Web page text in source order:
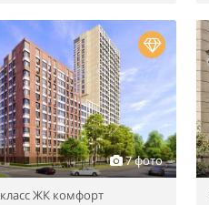
7 фото
класс ЖК комфорт